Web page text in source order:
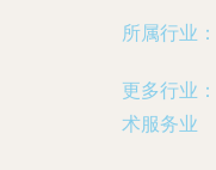
所属行业：
更多行业：
术服务业